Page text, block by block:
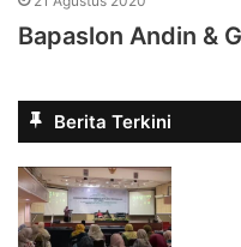
Bapaslon Andin &
Berita Terkini